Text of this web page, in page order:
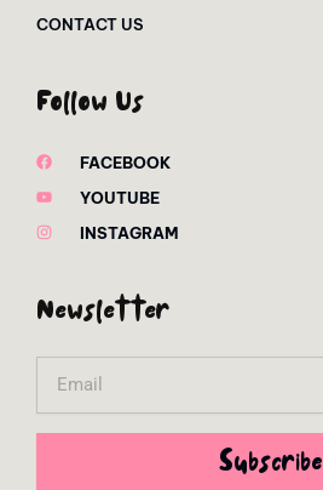
CONTACT US
Follow Us
FACEBOOK
YOUTUBE
INSTAGRAM
Newsletter
Subscribe